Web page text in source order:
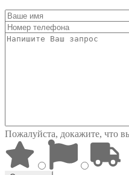
Пожалуйста, докажите, что